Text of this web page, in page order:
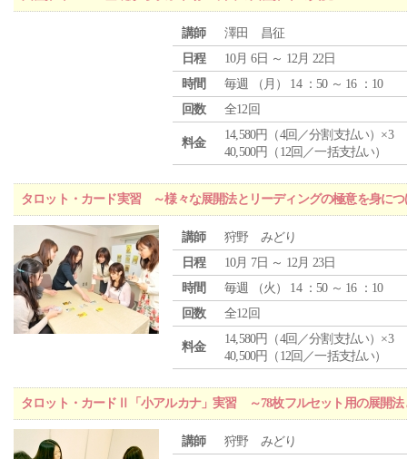
講師
澤田 昌征
日程
10月 6日 ～ 12月 22日
時間
毎週 （ 月 ） 14 ：50 ～ 16 ：10
回数
全12回
料金
14,580円（4回／分割支払い）×3
40,500円（12回／一括支払い）
タロット・カード実習 ～様々な展開法とリーディングの極意を身につ
講師
狩野 みどり
日程
10月 7日 ～ 12月 23日
時間
毎週 （火 ） 14 ：50 ～ 16 ：10
回数
全12回
料金
14,580円（4回／分割支払い）×3
40,500円（12回／一括支払い）
タロット・カードⅡ「小アルカナ」実習 ～78枚フルセット用の展開法
講師
狩野 みどり